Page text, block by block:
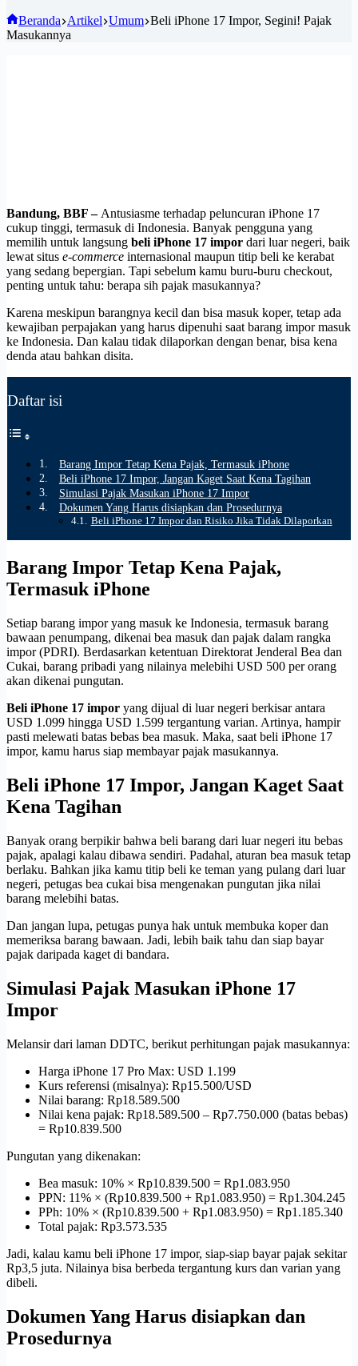
Beranda Artikel Umum Beli iPhone 17 Impor, Segini! Pajak
Masukannya
Bandung, BBF – Antusiasme terhadap peluncuran iPhone 17
cukup tinggi, termasuk di Indonesia. Banyak pengguna yang
memilih untuk langsung beli iPhone 17 impor dari luar negeri, baik
lewat situs e-commerce internasional maupun titip beli ke kerabat
yang sedang bepergian. Tapi sebelum kamu buru-buru checkout,
penting untuk tahu: berapa sih pajak masukannya?
Karena meskipun barangnya kecil dan bisa masuk koper, tetap ada
kewajiban perpajakan yang harus dipenuhi saat barang impor masuk
ke Indonesia. Dan kalau tidak dilaporkan dengan benar, bisa kena
denda atau bahkan disita.
Daftar isi
Barang Impor Tetap Kena Pajak, Termasuk iPhone
Beli iPhone 17 Impor, Jangan Kaget Saat Kena Tagihan
Simulasi Pajak Masukan iPhone 17 Impor
Dokumen Yang Harus disiapkan dan Prosedurnya
Beli iPhone 17 Impor dan Risiko Jika Tidak Dilaporkan
Barang Impor Tetap Kena Pajak,
Termasuk iPhone
Setiap barang impor yang masuk ke Indonesia, termasuk barang
bawaan penumpang, dikenai bea masuk dan pajak dalam rangka
impor (PDRI). Berdasarkan ketentuan Direktorat Jenderal Bea dan
Cukai, barang pribadi yang nilainya melebihi USD 500 per orang
akan dikenai pungutan.
Beli iPhone 17 impor yang dijual di luar negeri berkisar antara
USD 1.099 hingga USD 1.599 tergantung varian. Artinya, hampir
pasti melewati batas bebas bea masuk. Maka, saat beli iPhone 17
impor, kamu harus siap membayar pajak masukannya.
Beli iPhone 17 Impor, Jangan Kaget Saat
Kena Tagihan
Banyak orang berpikir bahwa beli barang dari luar negeri itu bebas
pajak, apalagi kalau dibawa sendiri. Padahal, aturan bea masuk tetap
berlaku. Bahkan jika kamu titip beli ke teman yang pulang dari luar
negeri, petugas bea cukai bisa mengenakan pungutan jika nilai
barang melebihi batas.
Dan jangan lupa, petugas punya hak untuk membuka koper dan
memeriksa barang bawaan. Jadi, lebih baik tahu dan siap bayar
pajak daripada kaget di bandara.
Simulasi Pajak Masukan iPhone 17
Impor
Melansir dari laman DDTC, berikut perhitungan pajak masukannya:
Harga iPhone 17 Pro Max: USD 1.199
Kurs referensi (misalnya): Rp15.500/USD
Nilai barang: Rp18.589.500
Nilai kena pajak: Rp18.589.500 – Rp7.750.000 (batas bebas)
= Rp10.839.500
Pungutan yang dikenakan:
Bea masuk: 10% × Rp10.839.500 = Rp1.083.950
PPN: 11% × (Rp10.839.500 + Rp1.083.950) = Rp1.304.245
PPh: 10% × (Rp10.839.500 + Rp1.083.950) = Rp1.185.340
Total pajak: Rp3.573.535
Jadi, kalau kamu beli iPhone 17 impor, siap-siap bayar pajak sekitar
Rp3,5 juta. Nilainya bisa berbeda tergantung kurs dan varian yang
dibeli.
Dokumen Yang Harus disiapkan dan
Prosedurnya